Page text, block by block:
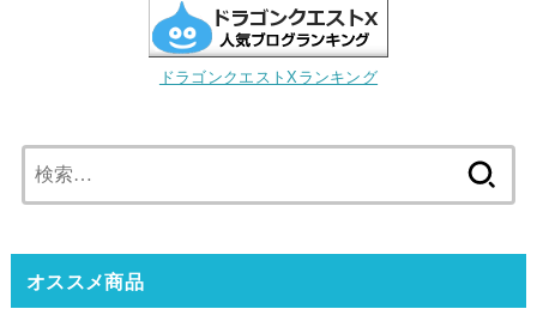
ドラゴンクエストXランキング
索:
オススメ商品